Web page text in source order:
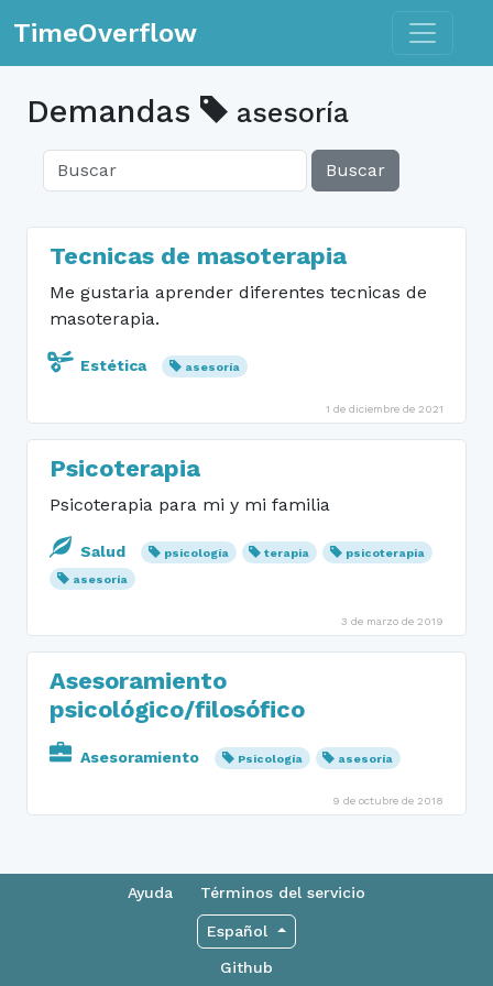
TimeOverflow Toggle
Demandas asesoría
Buscar
Tecnicas de masoterapia
Me gustaria aprender diferentes tecnicas de
masoterapia.
Estética asesoría
1 de diciembre de 2021
Psicoterapia
Psicoterapia para mi y mi familia
Salud psicología terapia
psicoterapia
asesoría
3 de marzo de 2019
Asesoramiento
psicológico/filosófico
Asesoramiento Psicología asesoría
9 de octubre de 2018
Ayuda Términos del servicio
Español
Github